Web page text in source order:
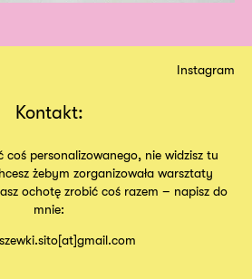
Instagram
Kontakt:
coś personalizowanego, nie widzisz tu
żebym zorganizowała warsztaty
ochotę zrobić coś razem – napisz do
mnie: